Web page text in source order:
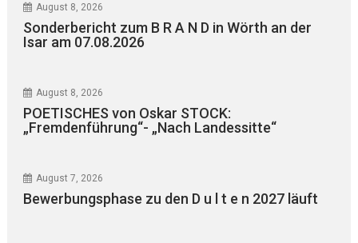
August 8, 2026
Sonderbericht zum B R A N D in Wörth an der
Isar am 07.08.2026
August 8, 2026
POETISCHES von Oskar STOCK:
„Fremdenführung“- „Nach Landessitte“
August 7, 2026
Bewerbungsphase zu den D u l t e n 2027 läuft